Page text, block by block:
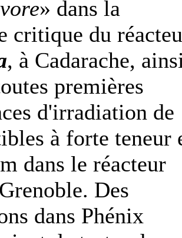
» dans la
critique du
, à Cadarache,
premières
d'irradiation de
à forte teneur
dans le réacteur
Des
dans Phénix